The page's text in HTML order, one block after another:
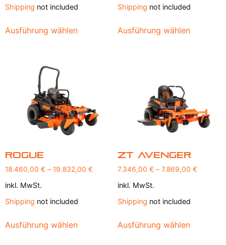
Shipping not included
Ausführung wählen
Shipping not included
Ausführung wählen
Rogue
18.460,00 € – 19.832,00 €
inkl. MwSt.
Shipping not included
Ausführung wählen
ZT Avenger
7.346,00 € – 7.869,00 €
inkl. MwSt.
Shipping not included
Ausführung wählen